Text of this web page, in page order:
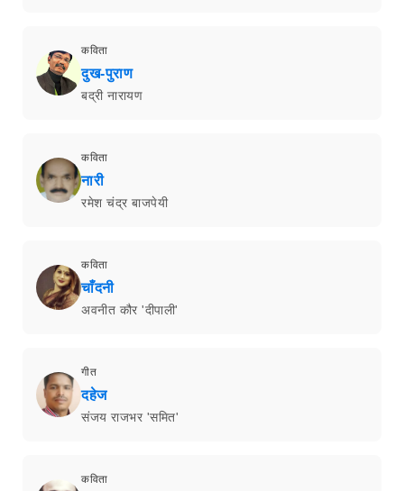
कविता
दुख-पुराण
बद्री नारायण
कविता
नारी
रमेश चंद्र बाजपेयी
कविता
चाँदनी
अवनीत कौर 'दीपाली'
गीत
दहेज
संजय राजभर 'समित'
कविता